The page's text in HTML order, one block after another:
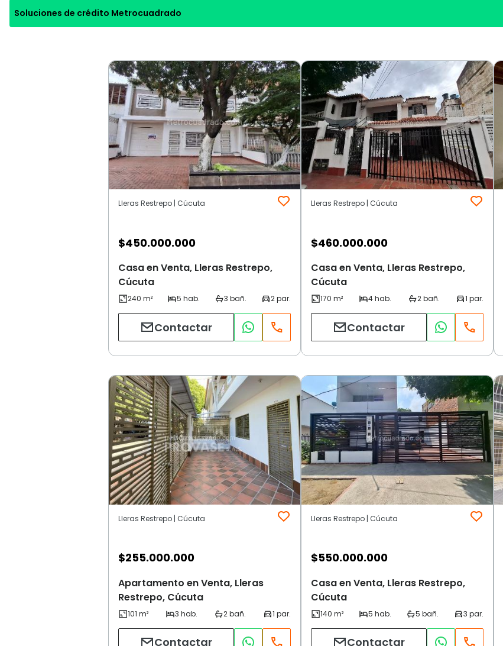
Soluciones de crédito Metrocuadrado
Lleras Restrepo | Cúcuta
$450.000.000
Casa en Venta, Lleras Restrepo,
Cúcuta
Contactar
Lleras Restrepo | Cúcuta
$460.000.000
Casa en Venta, Lleras Restrepo,
Cúcuta
Contactar
Lleras Restrepo | Cúcuta
$255.000.000
Apartamento en Venta, Lleras
Restrepo, Cúcuta
Contactar
Lleras Restrepo | Cúcuta
$550.000.000
Casa en Venta, Lleras Restrepo,
Cúcuta
Contactar